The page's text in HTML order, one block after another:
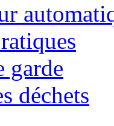
garde
déchets